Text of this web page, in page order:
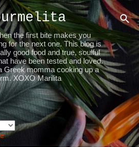
to main content
the first bite makes you
for the next one. This blog is
good food and true, soulful
have been tested and loved.
Greek momma cooking up a
XOXO Marilita